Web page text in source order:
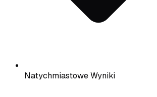
Natychmiastowe Wyniki